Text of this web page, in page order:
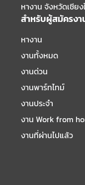
หางาน จังหวัดเชียง
สำหรับผู้สมัครงา
หางาน
งานทั้งหมด
งานด่วน
งานพาร์ทไทม์
งานประจำ
งาน Work from
งานที่ผ่านไปแล้ว